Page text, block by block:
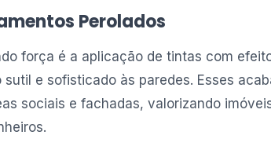
Perolados
força é a aplicação de tintas com
e sofisticado às paredes. Esses
sociais e fachadas, valorizando